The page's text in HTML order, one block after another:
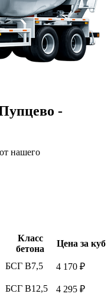
-
нашего
Класс
бетона
Цена за куб
БСГ В7,5
4 170 ₽
БСГ В12,5
4 295 ₽